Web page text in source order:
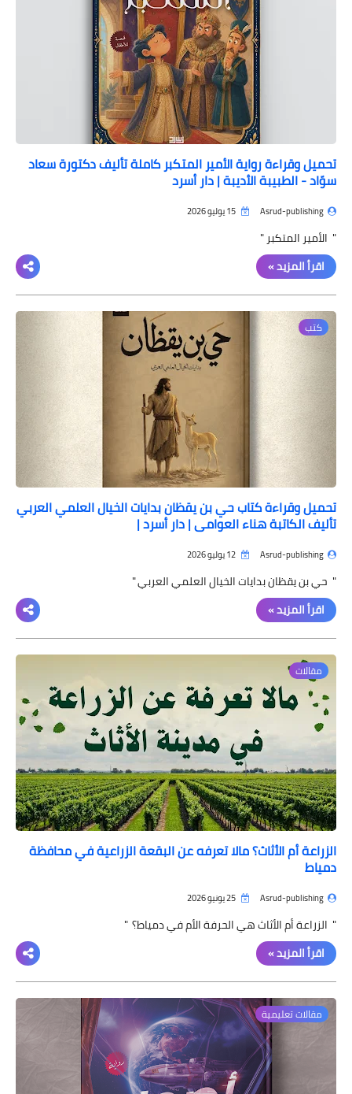
تحميل وقراءة رواية الأمير المتكبر كاملة تأليف دكتورة سعاد
سوّاد - الطبيبة الأديبة | دار أسرد
Asrud-publishing
" الأمير المتكبر "
اقرأ المزيد »
كتب
تحميل وقراءة كتاب حي بن يقظان بدايات الخيال العلمي العربي
تأليف الكاتبة هناء العوامي | دار أسرد |
Asrud-publishing
" حي بن يقظان بدايات الخيال العلمي العربي "
اقرأ المزيد »
مقالات
الزراعة أم الأثاث؟ مالا تعرفه عن البقعة الزراعية في محافظة
دمياط
Asrud-publishing
" الزراعة أم الأثاث هي الحرفة الأم في دمياط؟ "
اقرأ المزيد »
مقالات تعليمية